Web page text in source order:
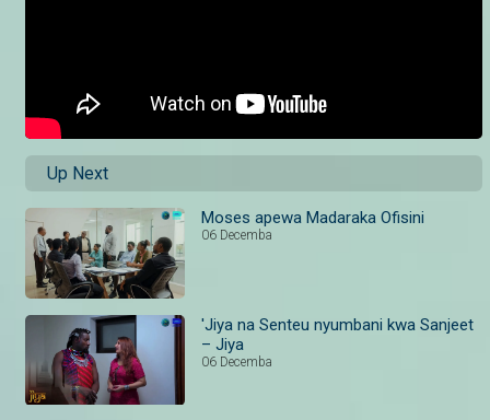
Up Next
Moses apewa Madaraka Ofisini
06 Decemba
'Jiya na Senteu nyumbani kwa Sanjeet
– Jiya
06 Decemba